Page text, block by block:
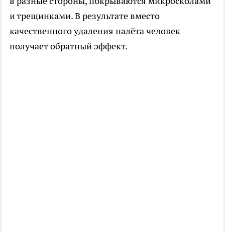
и трещинками. В результате вместо
качественного удаления налёта человек
получает обратный эффект.